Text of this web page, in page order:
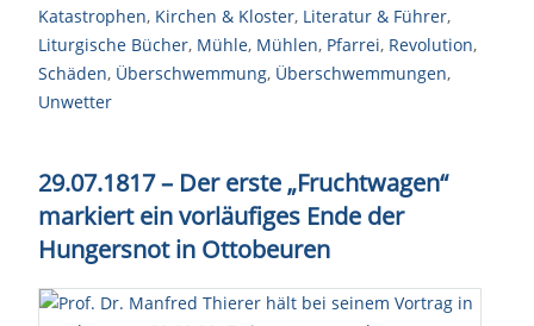
Katastrophen, Kirchen & Kloster, Literatur & Führer,
Liturgische Bücher, Mühle, Mühlen, Pfarrei, Revolution,
Schäden, Überschwemmung, Überschwemmungen,
Unwetter
29.07.1817 – Der erste „Fruchtwagen“
markiert ein vorläufiges Ende der
Hungersnot in Ottobeuren